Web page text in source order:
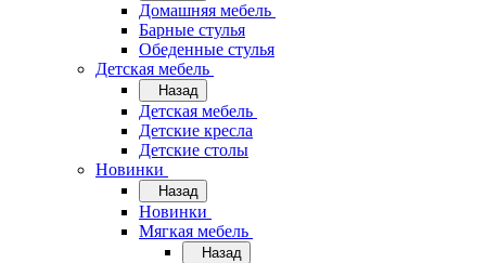
Домашняя мебель
Барные стулья
Обеденные стулья
Детская мебель
Назад
Детская мебель
Детские кресла
Детские столы
Новинки
Назад
Новинки
Мягкая мебель
Назад